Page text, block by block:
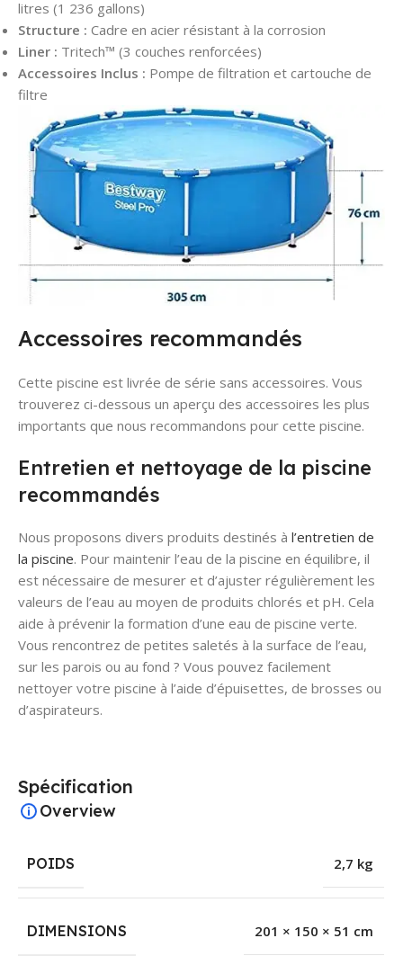
litres (1 236 gallons)
Structure : Cadre en acier résistant à la corrosion
Liner : Tritech™ (3 couches renforcées)
Accessoires Inclus : Pompe de filtration et cartouche de
filtre
Accessoires recommandés
Cette piscine est livrée de série sans accessoires. Vous
trouverez ci-dessous un aperçu des accessoires les plus
importants que nous recommandons pour cette piscine.
Entretien et nettoyage de la piscine
recommandés
Nous proposons divers produits destinés à l’entretien de
la piscine. Pour maintenir l’eau de la piscine en équilibre, il
est nécessaire de mesurer et d’ajuster régulièrement les
valeurs de l’eau au moyen de produits chlorés et pH. Cela
aide à prévenir la formation d’une eau de piscine verte.
Vous rencontrez de petites saletés à la surface de l’eau,
sur les parois ou au fond ? Vous pouvez facilement
nettoyer votre piscine à l’aide d’épuisettes, de brosses ou
d’aspirateurs.
Spécification
Overview
POIDS 2,7 kg
DIMENSIONS 201 × 150 × 51 cm